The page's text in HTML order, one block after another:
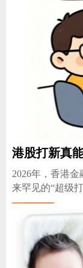
港股打新真
2026年，香港
来罕见的“超级